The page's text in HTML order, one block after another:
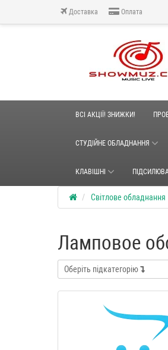
Доставка Оплата
ВСІ АКЦІЇ! ЗНИЖКИ!
СТУДІЙНЕ ОБЛАДНАННЯ
КЛАВІШНІ
Світлове обладнання
Ламповое
Оберіть підкатегорію